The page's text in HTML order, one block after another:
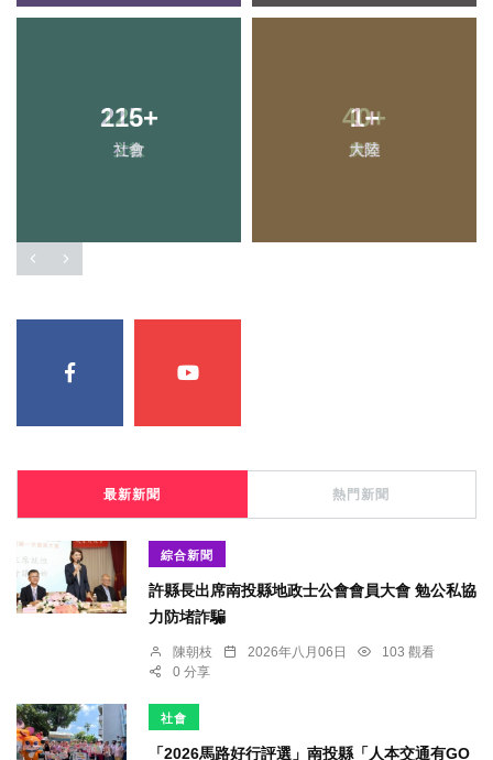
215+
社會
1+
大陸
最新新聞 熱門新聞
綜合新聞
許縣長出席南投縣地政士公會會員大會 勉公私協
力防堵詐騙
陳朝枝 2026年八月06日
103 觀看
0 分享
社會
「2026馬路好行評選」南投縣「人本交通有GO